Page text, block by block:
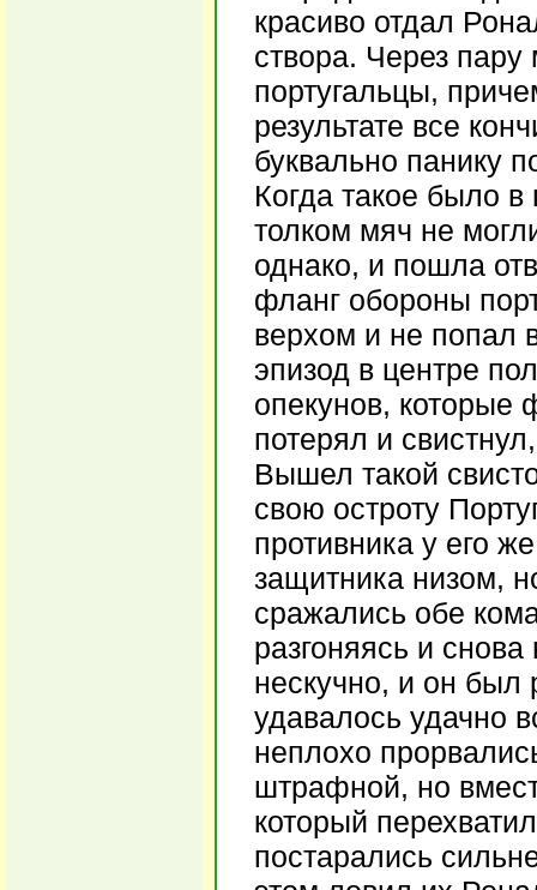
красиво отдал
створа. Через
португальцы,
результате все
буквально панику
Когда такое было
толком мяч не
однако, и пошла
фланг обороны
верхом и не попал
эпизод в центре
опекунов, которые
потерял и
Вышел такой
свою остроту
противника у его
защитника низом,
сражались обе
разгоняясь и
нескучно, и он был
удавалось удачно
неплохо
штрафной, но
который
постарались